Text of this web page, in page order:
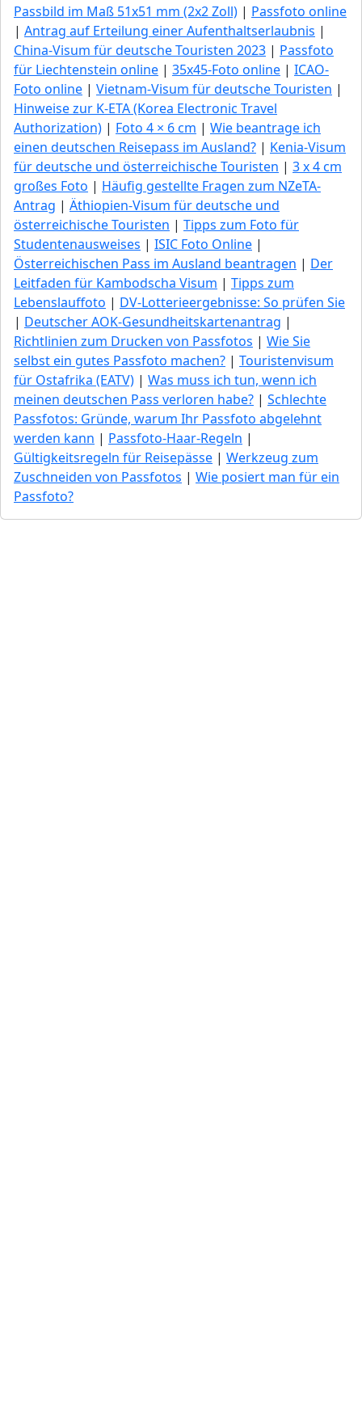
Passbild im Maß 51x51 mm (2x2 Zoll) | Passfoto online
| Antrag auf Erteilung einer Aufenthaltserlaubnis |
China-Visum für deutsche Touristen 2023 | Passfoto
für Liechtenstein online | 35x45-Foto online | ICAO-
Foto online | Vietnam-Visum für deutsche Touristen |
Hinweise zur K-ETA (Korea Electronic Travel
Authorization) | Foto 4 × 6 cm | Wie beantrage ich
einen deutschen Reisepass im Ausland? | Kenia-Visum
für deutsche und österreichische Touristen | 3 x 4 cm
großes Foto | Häufig gestellte Fragen zum NZeTA-
Antrag | Äthiopien-Visum für deutsche und
österreichische Touristen | Tipps zum Foto für
Studentenausweises | ISIC Foto Online |
Österreichischen Pass im Ausland beantragen | Der
Leitfaden für Kambodscha Visum | Tipps zum
Lebenslauffoto | DV-Lotterieergebnisse: So prüfen Sie
| Deutscher AOK-Gesundheitskartenantrag |
Richtlinien zum Drucken von Passfotos | Wie Sie
selbst ein gutes Passfoto machen? | Touristenvisum
für Ostafrika (EATV) | Was muss ich tun, wenn ich
meinen deutschen Pass verloren habe? | Schlechte
Passfotos: Gründe, warum Ihr Passfoto abgelehnt
werden kann | Passfoto-Haar-Regeln |
Gültigkeitsregeln für Reisepässe | Werkzeug zum
Zuschneiden von Passfotos | Wie posiert man für ein
Passfoto?